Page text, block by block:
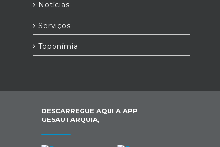
Notícias
Serviços
Toponímia
DESCARREGUE AQUI A APP
GESAUTARQUIA,